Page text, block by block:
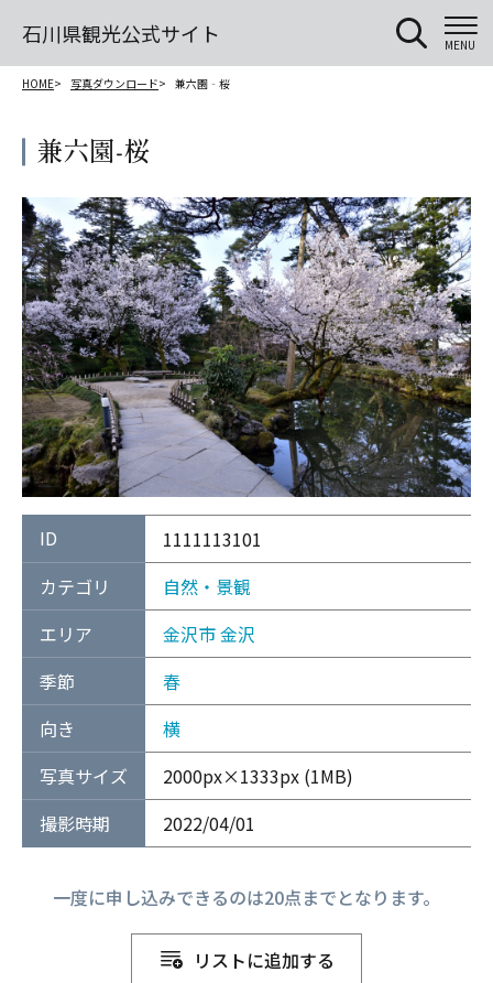
石川県観光公式サイト MENU
HOME 写真ダウンロード 兼六園‐桜
兼六園‐桜
ID
1111113101
カテゴリ
自然・景観
エリア
金沢市金沢
季節
春
向き
横
写真サイズ
2000px×1333px (1MB)
撮影時期
2022/04/01
一度に申し込みできるのは20点までとなります。
リストに追加する